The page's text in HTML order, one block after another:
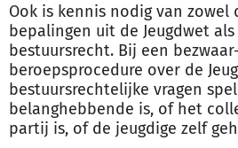
Ook is kennis nodig van zowel
bepalingen uit de Jeugdwet
bestuursrecht. Bij een
beroepsprocedure over de
bestuursrechtelijke vragen
belanghebbende is, of het
partij is, of de jeugdige zelf